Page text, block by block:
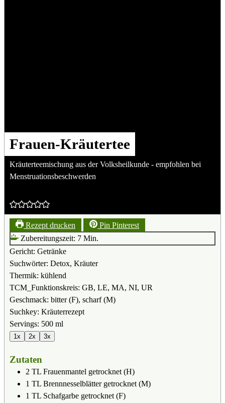
Frauen-Kräutertee
Kräuterteemischung aus der Volksheilkunde - empfohlen bei
Menstruationsbeschwerden
Rezept drucken
Pin Pinterest
Zubereitungszeit: 7Minuten
Min.
Gericht: Getränke
Suchwörter: Detox, Kräuter
Thermik: kühlend
TCM_Funktionskreis: GB, LE, MA, NI, UR
Geschmack: bitter (F), scharf (M)
Suchkey: Kräuterrezept
Servings: 500 ml
1x 2x 3x
Zutaten
2 TL Frauenmantel getrocknet (H)
1 TL Brennnesselblätter getrocknet (M)
1 TL Schafgarbe getrocknet (F)